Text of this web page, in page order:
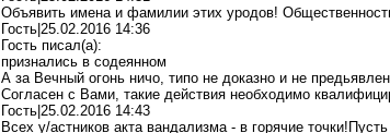
Объявить имена и фамилии этих уродов!
Гость|25.02.2016 14:36
Гость писал(a):
признались в содеянном
А за Вечный огонь ничо, типо не доказно и не
Согласен с Вами, такие действия необходимо
Гость|25.02.2016 14:43
Всех у/астников акта вандализма - в горячие точки!Пусть